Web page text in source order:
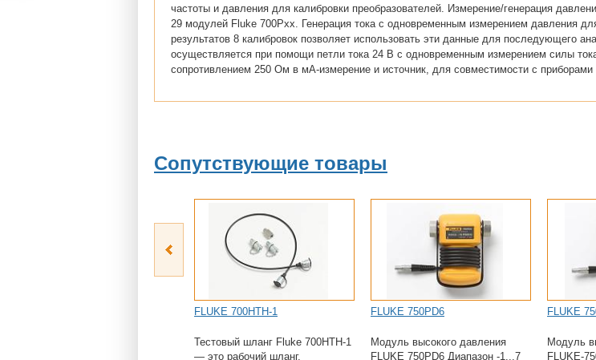
частоты и давления для калибровки преобразователей. Измерение/генерация
29 модулей Fluke 700Pxx. Генерация тока с одновременным измерением давления
результатов 8 калибровок позволяет использовать эти данные для последующего
осуществляется при помощи петли тока 24 В с одновременным измерением силы
сопротивлением 250 Ом в мА-измерение и источник, для совместимости с приборами
Сопутствующие товары
FLUKE 700HTH-1
Тестовый шланг Fluke 700HTH-1
— это рабочий шланг,
FLUKE 750PD6
Модуль высокого давления
FLUKE 750PD6 Диапазон -1...7
FLUKE
Модуль
FLUKE-